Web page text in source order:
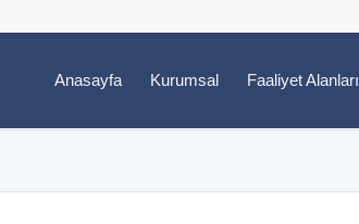
Anasayfa Kurumsal Faaliyet Alanları